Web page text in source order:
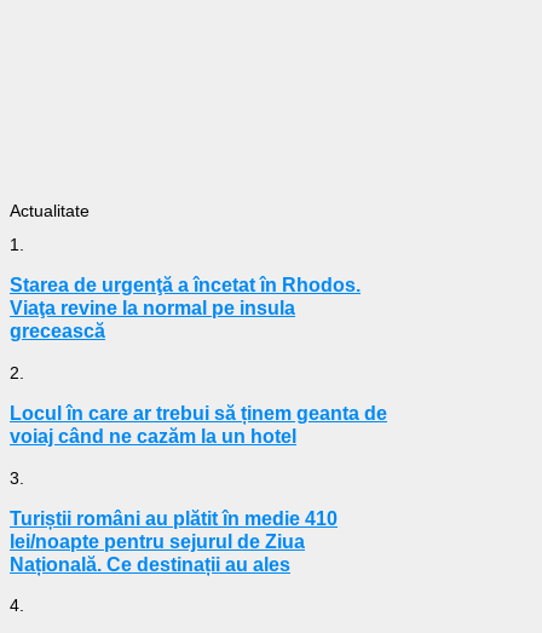
Actualitate
1.
Starea de urgenţă a încetat în Rhodos.
Viaţa revine la normal pe insula
grecească
2.
Locul în care ar trebui să ținem geanta de
voiaj când ne cazăm la un hotel
3.
Turiștii români au plătit în medie 410
lei/noapte pentru sejurul de Ziua
Națională. Ce destinații au ales
4.